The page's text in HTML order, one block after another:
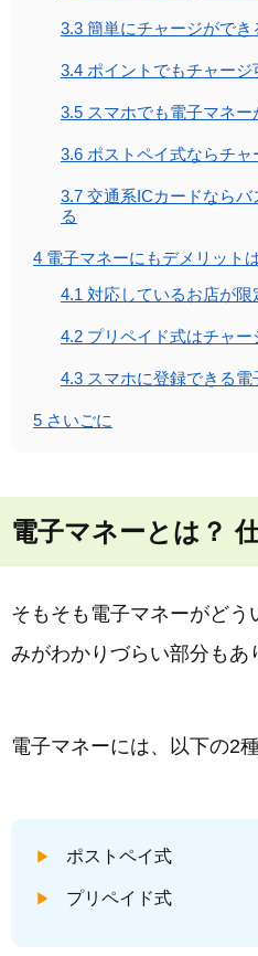
3.3 簡単にチャージができ
3.4 ポイントでもチャージ
3.5 スマホでも電子マネー
3.6 ポストペイ式ならチャ
3.7 交通系ICカードならバ
る
4 電子マネーにもデメリット
4.1 対応しているお店が
4.2 プリペイド式はチャー
4.3 スマホに登録できる
5 さいごに
電子マネーとは？
そもそも電子マネーがどう
みがわかりづらい部分もあ
電子マネーには、以下の2
ポストペイ式
プリペイド式